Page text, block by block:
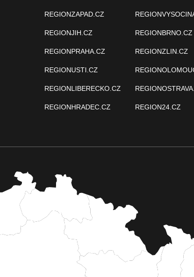
REGIONZAPAD.CZ
REGIONJIH.CZ
REGIONPRAHA.CZ
REGIONUSTI.CZ
REGIONLIBERECKO.CZ
REGIONHRADEC.CZ
REGIONBRNO.CZ
REGIONZLIN.CZ
REGION24.CZ